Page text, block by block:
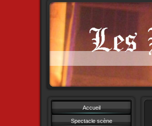
Accueil
Spectacle scène